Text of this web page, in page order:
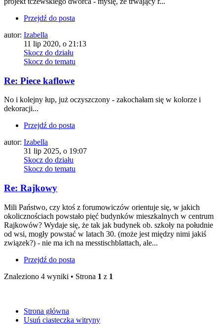
Przejdź do posta
autor: Izabella
11 lip 2020, o 21:13
Skocz do działu
Skocz do tematu
Re: Piece kaflowe
No i kolejny łup, już oczyszczony - zakochałam się w kolorze i
dekoracji...
Przejdź do posta
autor: Izabella
31 lip 2025, o 19:07
Skocz do działu
Skocz do tematu
Re: Rajkowy
Mili Państwo, czy ktoś z forumowiczów orientuje się, w jakich
okolicznościach powstało pięć budynków mieszkalnych w centrum
Rajkowów? Wydaje się, że tak jak budynek ob. szkoły na południe
od wsi, mogły powstać w latach 30. (może jest między nimi jakiś
związek?) - nie ma ich na messtischblattach, ale...
Przejdź do posta
Znaleziono 4 wyniki • Strona 1 z 1
Strona główna
Usuń ciasteczka witryny